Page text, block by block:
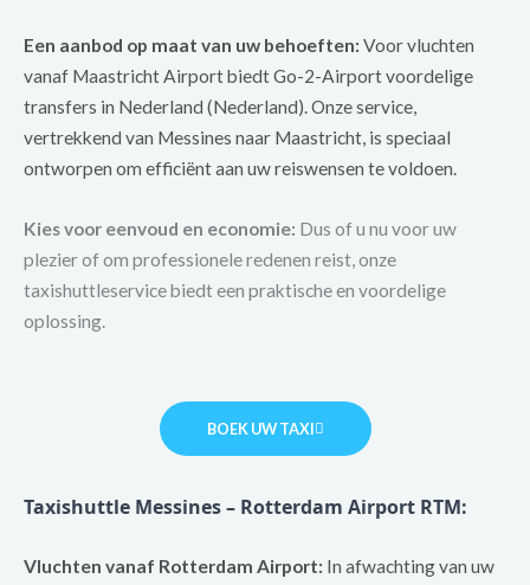
Een aanbod op maat van uw behoeften: Voor vluchten
vanaf Maastricht Airport biedt Go-2-Airport voordelige
transfers in Nederland (Nederland). Onze service,
vertrekkend van Messines naar Maastricht, is speciaal
ontworpen om efficiënt aan uw reiswensen te voldoen.
Kies voor eenvoud en economie: Dus of u nu voor uw
plezier of om professionele redenen reist, onze
taxishuttleservice biedt een praktische en voordelige
oplossing.
BOEK UW TAXI
Taxishuttle Messines – Rotterdam Airport RTM:
Vluchten vanaf Rotterdam Airport: In afwachting van uw